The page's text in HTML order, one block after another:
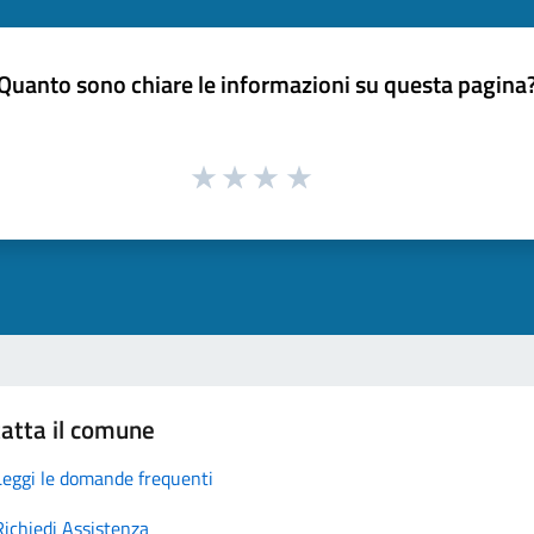
sono chiare le informazioni su questa
il comune
le domande frequenti
Assistenza